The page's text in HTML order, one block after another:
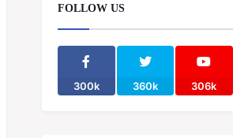
FOLLOW US
300k 360k 306k